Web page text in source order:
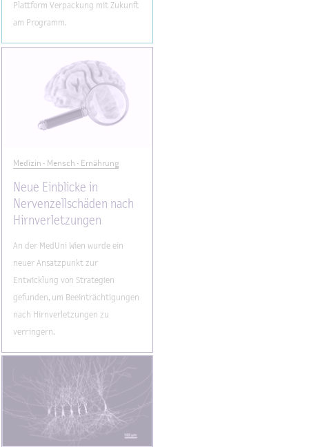
Plattform Verpackung mit Zukunft
am Programm.
Medizin - Mensch - Ernährung
Neue Einblicke in
Nervenzellschäden nach
Hirnverletzungen
An der MedUni Wien wurde ein
neuer Ansatzpunkt zur
Entwicklung von Strategien
gefunden, um Beeinträchtigungen
nach Hirnverletzungen zu
verringern.